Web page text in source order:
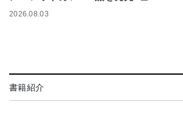
2026.08.03
書籍紹介